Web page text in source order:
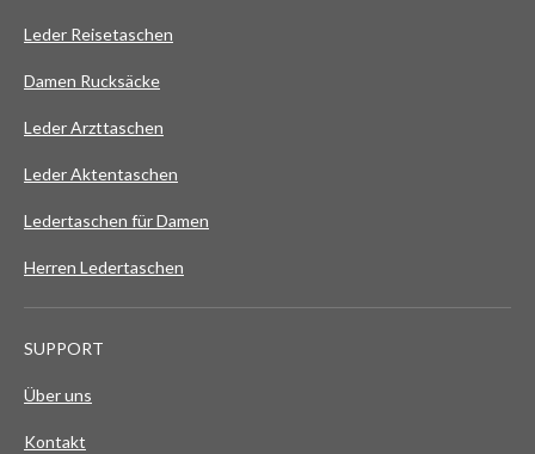
Leder Reisetaschen
Damen Rucksäcke
Leder Arzttaschen
Leder Aktentaschen
Ledertaschen für Damen
Herren Ledertaschen
SUPPORT
Über uns
Kontakt